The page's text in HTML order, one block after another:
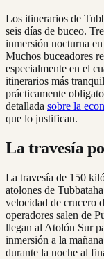
Los itinerarios de
seis días de buceo.
inmersión nocturna
Muchos buceadores
especialmente en el
itinerarios más
prácticamente
detallada sobre la
que lo justifican.
La travesía
La travesía de 150
atolones de
velocidad de crucero
operadores salen de
llegan al Atolón Sur
inmersión a la
durante la noche al